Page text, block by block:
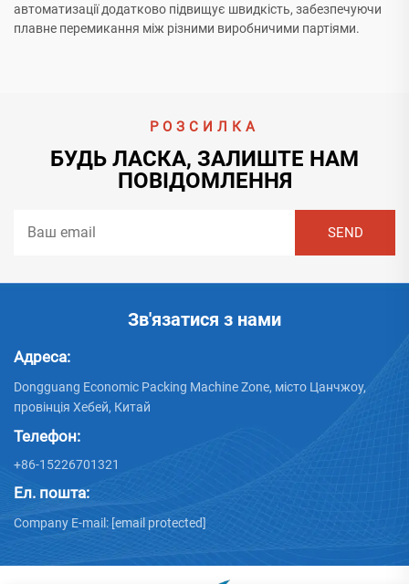
автоматизації додатково підвищує швидкість, забезпечуючи
плавне перемикання між різними виробничими партіями.
РОЗСИЛКА
БУДЬ ЛАСКА, ЗАЛИШТЕ НАМ
ПОВІДОМЛЕННЯ
Зв'язатися з нами
Адреса:
Dongguang Economic Packing Machine Zone, місто Цанчжоу,
провінція Хебей, Китай
Телефон:
+86-15226701321
Ел. пошта:
Company E-mail: [email protected]